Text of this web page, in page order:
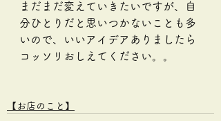
まだまだ変えていきたいですが、自
分ひとりだと思いつかないことも多
いので、いいアイデアありましたら
コッソリおしえてください。。
【お店のこと】